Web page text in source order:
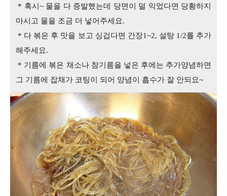
* 혹시~ 물을 다 증발했는데 당면이 덜 익었다면 당황하지
마시고 물을 조금 더 넣어주세요.
* 다 볶은 후 맛을 보고 싱겁다면 간장1~2, 설탕 1/2를 추가
해주세요.
* 기름에 볶은 채소나 참기름을 넣은 후에는 추가양념하면
그 기름에 잡채가 코팅이 되어 양념이 흡수가 잘 안되요~